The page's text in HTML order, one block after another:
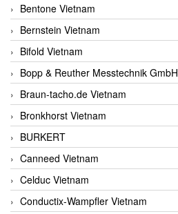
Bentone Vietnam
Bernstein Vietnam
Bifold Vietnam
Bopp & Reuther Messtechnik GmbH
Braun-tacho.de Vietnam
Bronkhorst Vietnam
BURKERT
Canneed Vietnam
Celduc Vietnam
Conductix-Wampfler Vietnam